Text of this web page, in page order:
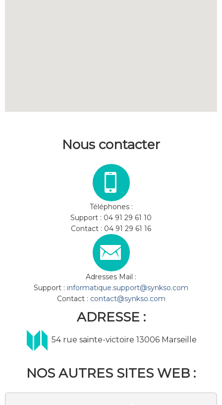
Nous contacter
Téléphones :
Support : 04 91 29 61 10
Contact : 04 91 29 61 16
Adresses Mail :
Support : informatique.support@synkso.com
Contact : contact@synkso.com
ADRESSE :
54 rue sainte-victoire 13006 Marseille
NOS AUTRES SITES WEB :